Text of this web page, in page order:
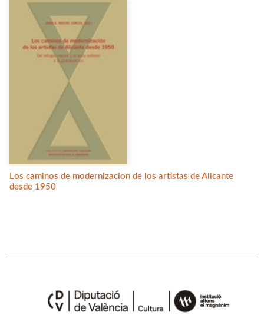
Los caminos de modernizacion de los artistas de Alicante
desde 1950